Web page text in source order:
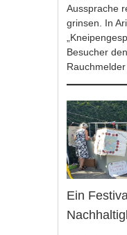
Aussprache
grinsen. In
Besucher
Rauchmelder
Ein